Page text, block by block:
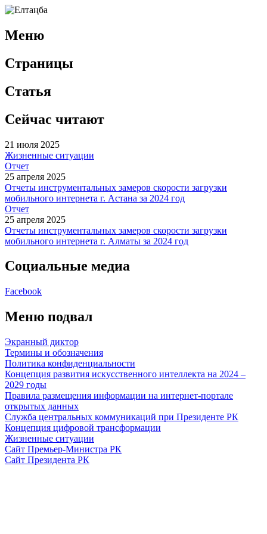
Меню
Страницы
Статья
Сейчас читают
21 июля 2025
Жизненные ситуации
Отчет
25 апреля 2025
Отчеты инструментальных замеров скорости загрузки
мобильного интернета г. Астана за 2024 год
Отчет
25 апреля 2025
Отчеты инструментальных замеров скорости загрузки
мобильного интернета г. Алматы за 2024 год
Социальные медиа
Facebook
Меню подвал
Экранный диктор
Термины и обозначения
Политика конфиденциальности
Концепция развития искусственного интеллекта на 2024 –
2029 годы
Правила размещения информации на интернет-портале
открытых данных
Служба центральных коммуникаций при Президенте РК
Концепция цифровой трансформации
Жизненные ситуации
Сайт Премьер-Министра РК
Сайт Президента РК